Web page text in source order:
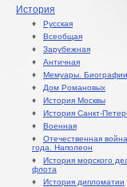
История
♦ Русская
♦ Всеобщая
♦ Зарубежная
♦ Античная
♦ Мемуары. Биографии
♦ Дом Романовых
♦ История Москвы
♦ История Санкт-
♦ Военная
♦ Отечественная
года. Наполеон
♦ История морского
флота
♦ История дипломатии